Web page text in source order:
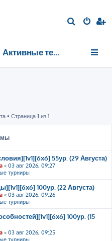
Активные темы
• Страница 1 из 1
55ур. (29 Августа)
« 03 авг 2026, 09:27
турниры
100ур. (22 Августа)
« 03 авг 2026, 09:26
турниры
100ур. (15
« 03 авг 2026, 09:25
турниры